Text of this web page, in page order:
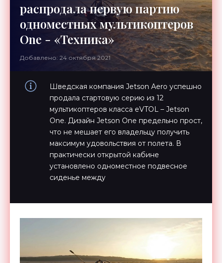
распродала первую партию
одноместных мультикоптеров
One - «Техника»
Добавлено: 24 октября 2021
Шведская компания Jetson Aero успешно
продала стартовую серию из 12
мультикоптеров класса eVTOL – Jetson
One. Дизайн Jetson One предельно прост,
что не мешает его владельцу получить
максимум удовольствия от полета. В
практически открытой кабине
установлено одноместное подвесное
сиденье между